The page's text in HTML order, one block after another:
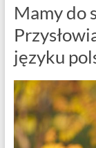
Mamy do
języku